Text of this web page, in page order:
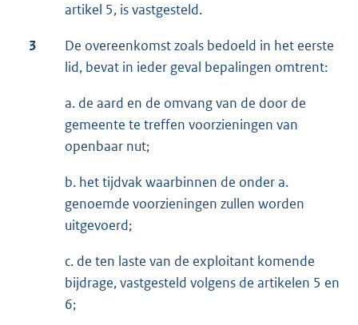
artikel 5, is vastgesteld.
3
De overeenkomst zoals bedoeld in het eerste
lid, bevat in ieder geval bepalingen omtrent:
a. de aard en de omvang van de door de
gemeente te treffen voorzieningen van
openbaar nut;
b. het tijdvak waarbinnen de onder a.
genoemde voorzieningen zullen worden
uitgevoerd;
c. de ten laste van de exploitant komende
bijdrage, vastgesteld volgens de artikelen 5 en
6;